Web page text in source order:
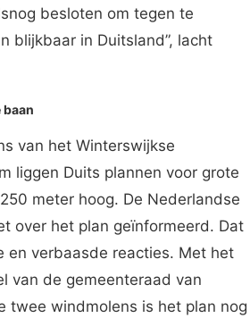
besloten om tegen te
blijkbaar in Duitsland”, lacht
baan
van het Winterswijkse
liggen Duits plannen voor grote
meter hoog. De Nederlandse
over het plan geïnformeerd. Dat
en verbaasde reacties. Met het
van de gemeenteraad van
twee windmolens is het plan nog